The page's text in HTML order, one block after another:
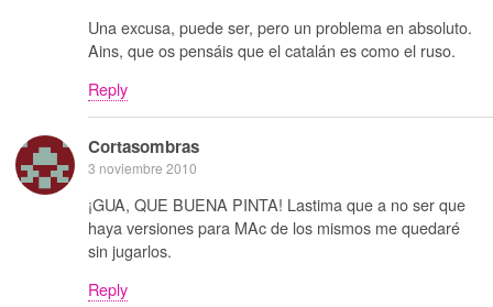
Una excusa, puede ser, pero un problema en absoluto.
Ains, que os pensáis que el catalán es como el ruso.
Reply
Cortasombras
3 noviembre 2010
¡GUA, QUE BUENA PINTA! Lastima que a no ser que
haya versiones para MAc de los mismos me quedaré
sin jugarlos.
Reply